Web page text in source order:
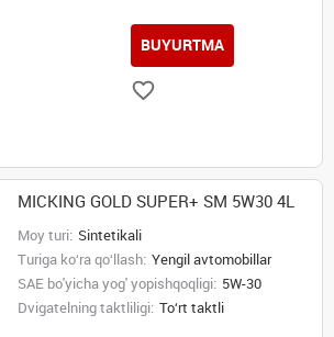
BUYURTMA
MICKING GOLD SUPER+ SM 5W30 4L
Moy turi: Sintetikali
Turiga ko‘ra qo‘llash: Yengil avtomobillar
SAE bo'yicha yog' yopishqoqligi: 5W-30
Dvigatelning taktliligi: To‘rt taktli